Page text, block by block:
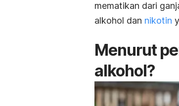
mematikan dari
alkohol dan nikotin
Menurut
alkohol?